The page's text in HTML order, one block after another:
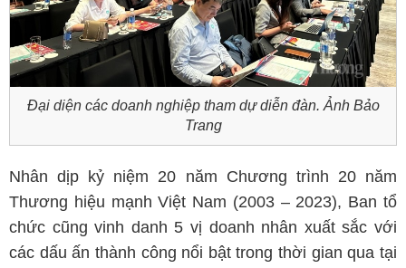
Đại diện các doanh nghiệp tham dự diễn đàn. Ảnh Bảo
Trang
Nhân dịp kỷ niệm 20 năm Chương trình 20 năm
Thương hiệu mạnh Việt Nam (2003 – 2023), Ban tổ
chức cũng vinh danh 5 vị doanh nhân xuất sắc với
các dấu ấn thành công nổi bật trong thời gian qua tại